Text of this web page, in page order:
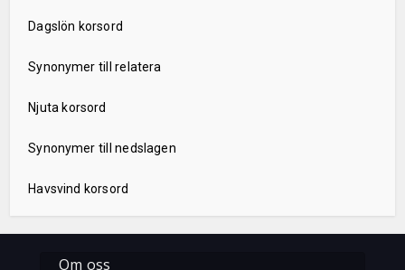
Dagslön korsord
Synonymer till relatera
Njuta korsord
Synonymer till nedslagen
Havsvind korsord
Om oss